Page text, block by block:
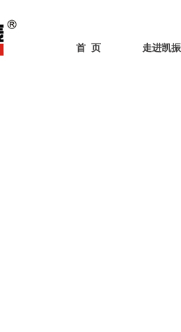
首 页 走进凯振